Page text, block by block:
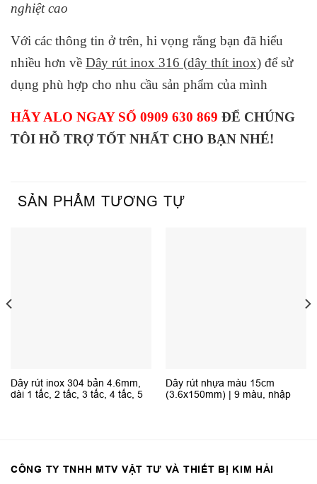
nghiệt cao
Với các thông tin ở trên, hi vọng rằng bạn đã hiểu
nhiều hơn về Dây rút inox 316 (dây thít inox) để sử
dụng phù hợp cho nhu cầu sản phẩm của mình
HÃY ALO NGAY SỐ 0909 630 869 ĐỂ CHÚNG
TÔI HỖ TRỢ TỐT NHẤT CHO BẠN NHÉ!
SẢN PHẨM TƯƠNG TỰ
Dây rút inox 304 bản 4.6mm,
dài 1 tấc, 2 tấc, 3 tấc, 4 tấc, 5
Dây rút nhựa màu 15cm
(3.6x150mm) | 9 màu, nhập
CÔNG TY TNHH MTV VẬT TƯ VÀ THIẾT BỊ KIM HẢI